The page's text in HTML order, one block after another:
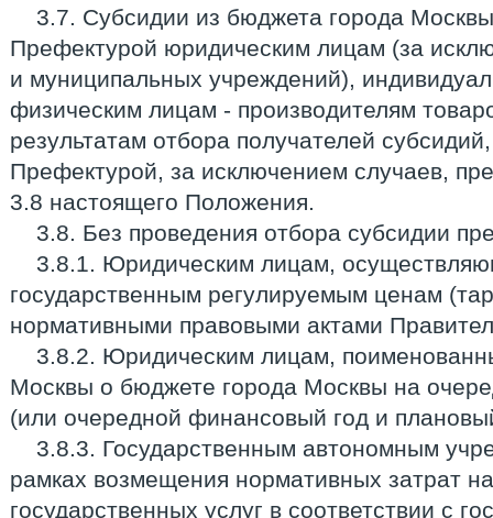
3.7. Субсидии из бюджета города
Префектурой юридическим лицам (за
и муниципальных учреждений),
физическим лицам - производителям
результатам отбора получателей
Префектурой, за исключением случаев,
3.8 настоящего Положения.
3.8. Без проведения отбора субсидии
3.8.1. Юридическим лицам,
государственным регулируемым ценам
нормативными правовыми актами
3.8.2. Юридическим лицам,
Москвы о бюджете города Москвы на
(или очередной финансовый год и
3.8.3. Государственным автономным
рамках возмещения нормативных затрат
государственных услуг в соответствии с